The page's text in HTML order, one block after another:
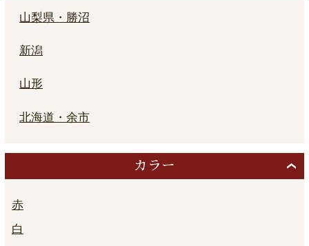
山梨県・勝沼
新潟
山形
北海道・余市
カラー
赤
白